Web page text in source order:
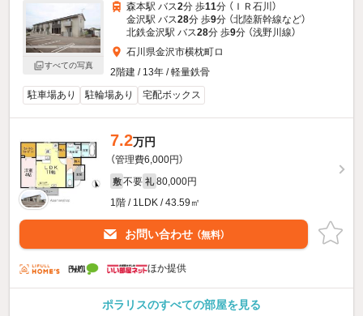
すべての写真
森本駅 バス2分 歩11分 （ＩＲ石川）
金沢駅 バス28分 歩9分 （北陸新幹線など）
北鉄金沢駅 バス28分 歩9分 （浅野川線）
石川県金沢市横枕町ロ
2階建 / 13年 / 軽量鉄骨
駐車場あり
駐輪場あり 宅配ボックス
7.2万円
（管理費6,000円）
敷 不要 礼 80,000円
1階 / 1LDK / 43.59㎡
お問い合わせ （無料）
ほか提供
ポラリスのすべての部屋を見る